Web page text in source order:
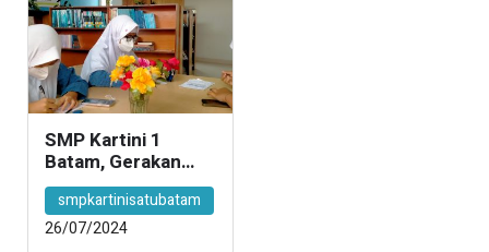
SMP Kartini 1
Batam, Gerakan
Literasi Sekolah
smpkartinisatubatam
26/07/2024